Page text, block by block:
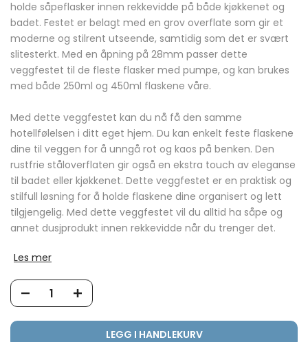
holde såpeflasker innen rekkevidde på både kjøkkenet og
badet. Festet er belagt med en grov overflate som gir et
moderne og stilrent utseende, samtidig som det er svært
slitesterkt. Med en åpning på 28mm passer dette
veggfestet til de fleste flasker med pumpe, og kan brukes
med både 250ml og 450ml flaskene våre.
Med dette veggfestet kan du nå få den samme
hotellfølelsen i ditt eget hjem. Du kan enkelt feste flaskene
dine til veggen for å unngå rot og kaos på benken. Den
rustfrie ståloverflaten gir også en ekstra touch av eleganse
til badet eller kjøkkenet. Dette veggfestet er en praktisk og
stilfull løsning for å holde flaskene dine organisert og lett
tilgjengelig. Med dette veggfestet vil du alltid ha såpe og
annet dusjprodukt innen rekkevidde når du trenger det.
Les mer
LEGG I HANDLEKURV